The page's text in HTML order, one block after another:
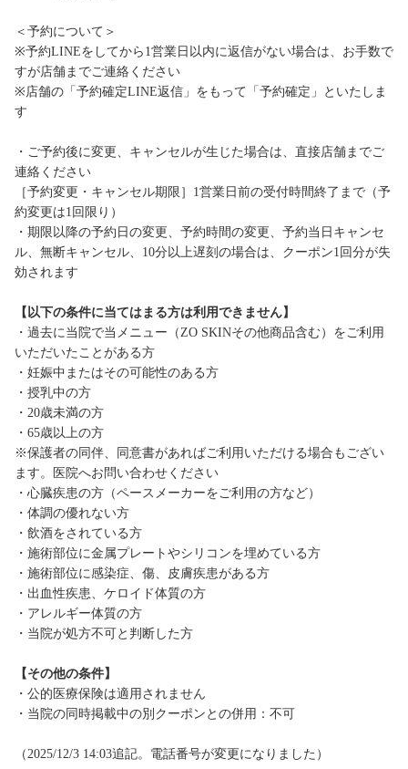
＜予約について＞
※予約LINEをしてから1営業日以内に返信がない場合は、お手数で
すが店舗までご連絡ください
※店舗の「予約確定LINE返信」をもって「予約確定」といたしま
す
・ご予約後に変更、キャンセルが生じた場合は、直接店舗までご
連絡ください
［予約変更・キャンセル期限］1営業日前の受付時間終了まで（予
約変更は1回限り）
・期限以降の予約日の変更、予約時間の変更、予約当日キャンセ
ル、無断キャンセル、10分以上遅刻の場合は、クーポン1回分が失
効されます
【以下の条件に当てはまる方は利用できません】
・過去に当院で当メニュー（ZO SKINその他商品含む）をご利用
いただいたことがある方
・妊娠中またはその可能性のある方
・授乳中の方
・20歳未満の方
・65歳以上の方
※保護者の同伴、同意書があればご利用いただける場合もござい
ます。医院へお問い合わせください
・心臓疾患の方（ペースメーカーをご利用の方など）
・体調の優れない方
・飲酒をされている方
・施術部位に金属プレートやシリコンを埋めている方
・施術部位に感染症、傷、皮膚疾患がある方
・出血性疾患、ケロイド体質の方
・アレルギー体質の方
・当院が処方不可と判断した方
【その他の条件】
・公的医療保険は適用されません
・当院の同時掲載中の別クーポンとの併用：不可
（2025/12/3 14:03追記。電話番号が変更になりました）